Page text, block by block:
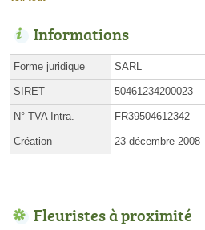
Informations
Forme juridique SARL
SIRET 50461234200023
N° TVA Intra. FR39504612342
Création 23 décembre 2008
Fleuristes à proximité